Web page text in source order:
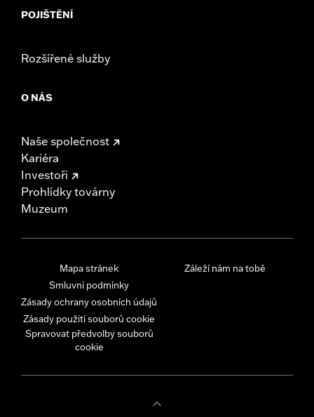
POJIŠTĚNÍ
Rozšířené služby
O NÁS
Naše společnost
Kariéra
Investoři
Prohlídky továrny
Muzeum
Mapa stránek
Smluvní podmínky
Zásady ochrany osobních údajů
Zásady použití souborů cookie
Spravovat předvolby souborů
cookie
Záleží nám na tobě